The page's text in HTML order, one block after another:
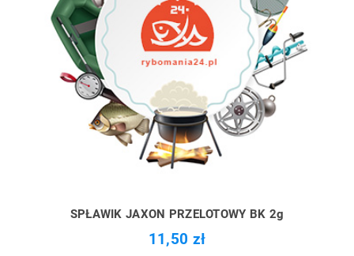
SPŁAWIK JAXON PRZELOTOWY BK 2g
11,50 zł